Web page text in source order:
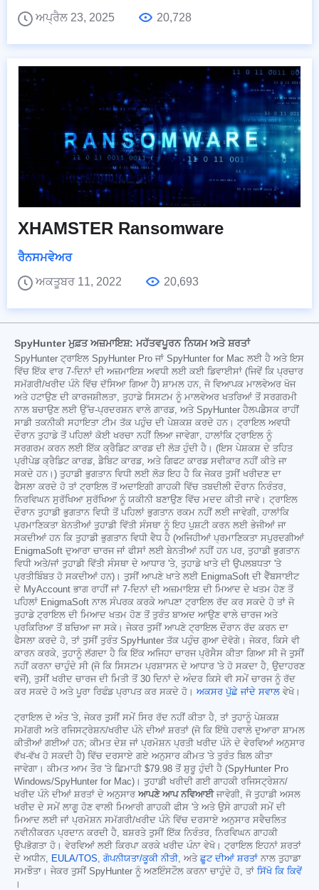
ਅਪ੍ਰੈਲ 23, 2025
20,728
XHAMSTER Ransomware
ਰੈਨਸਮਵੇਅਰ
ਅਕਤੂਬਰ 11, 2022
20,693
SpyHunter ਮੁਫ਼ਤ ਅਜ਼ਮਾਇਸ਼: ਮਹੱਤਵਪੂਰਨ ਨਿਯਮ ਅਤੇ ਸ਼ਰਤਾਂ
SpyHunter ਟ੍ਰਾਇਲ SpyHunter Pro ਜਾਂ SpyHunter for Mac ਲਈ ਹੈ ਅਤੇ ਇਸ
ਵਿੱਚ ਇੱਕ ਵਾਰ 7-ਦਿਨਾਂ ਦੀ ਅਜ਼ਮਾਇਸ਼ ਅਵਧੀ ਲਈ ਕਈ ਡਿਵਾਈਸਾਂ (ਜਿਵੇਂ ਕਿ ਪ੍ਰਚਾਰ
ਸਮੱਗਰੀ/ਖਰੀਦ ਪੰਨੇ ਵਿੱਚ ਦੱਸਿਆ ਗਿਆ ਹੈ) ਸ਼ਾਮਲ ਹਨ, ਜੋ ਵਿਆਪਕ ਮਾਲਵੇਅਰ ਖੋਜ
ਅਤੇ ਹਟਾਉਣ ਦੀ ਕਾਰਜਸ਼ੀਲਤਾ, ਤੁਹਾਡੇ ਸਿਸਟਮ ਨੂੰ ਮਾਲਵੇਅਰ ਖਤਰਿਆਂ ਤੋਂ ਸਰਗਰਮੀ
ਨਾਲ ਬਚਾਉਣ ਲਈ ਉੱਚ-ਪ੍ਰਦਰਸ਼ਨ ਵਾਲੇ ਗਾਰਡ, ਅਤੇ SpyHunter ਹੈਲਪਡੈਸਕ ਰਾਹੀਂ
ਸਾਡੀ ਤਕਨੀਕੀ ਸਹਾਇਤਾ ਟੀਮ ਤੱਕ ਪਹੁੰਚ ਦੀ ਪੇਸ਼ਕਸ਼ ਕਰਦੇ ਹਨ। ਟ੍ਰਾਇਲ ਅਵਧੀ
ਦੌਰਾਨ ਤੁਹਾਡੇ ਤੋਂ ਪਹਿਲਾਂ ਕੋਈ ਖਰਚਾ ਨਹੀਂ ਲਿਆ ਜਾਵੇਗਾ, ਹਾਲਾਂਕਿ ਟ੍ਰਾਇਲ ਨੂੰ
ਸਰਗਰਮ ਕਰਨ ਲਈ ਇੱਕ ਕ੍ਰੈਡਿਟ ਕਾਰਡ ਦੀ ਲੋੜ ਹੁੰਦੀ ਹੈ। (ਇਸ ਪੇਸ਼ਕਸ਼ ਦੇ ਤਹਿਤ
ਪ੍ਰੀਪੇਡ ਕ੍ਰੈਡਿਟ ਕਾਰਡ, ਡੈਬਿਟ ਕਾਰਡ, ਅਤੇ ਗਿਫਟ ਕਾਰਡ ਸਵੀਕਾਰ ਨਹੀਂ ਕੀਤੇ ਜਾ
ਸਕਦੇ ਹਨ।) ਤੁਹਾਡੀ ਭੁਗਤਾਨ ਵਿਧੀ ਲਈ ਲੋੜ ਇਹ ਹੈ ਕਿ ਜੇਕਰ ਤੁਸੀਂ ਖਰੀਦਣ ਦਾ
ਫੈਸਲਾ ਕਰਦੇ ਹੋ ਤਾਂ ਟ੍ਰਾਇਲ ਤੋਂ ਅਦਾਇਗੀ ਗਾਹਕੀ ਵਿੱਚ ਤਬਦੀਲੀ ਦੌਰਾਨ ਨਿਰੰਤਰ,
ਨਿਰਵਿਘਨ ਸੁਰੱਖਿਆ ਸੁਰੱਖਿਆ ਨੂੰ ਯਕੀਨੀ ਬਣਾਉਣ ਵਿੱਚ ਮਦਦ ਕੀਤੀ ਜਾਵੇ। ਟ੍ਰਾਇਲ
ਦੌਰਾਨ ਤੁਹਾਡੀ ਭੁਗਤਾਨ ਵਿਧੀ ਤੋਂ ਪਹਿਲਾਂ ਭੁਗਤਾਨ ਰਕਮ ਨਹੀਂ ਲਈ ਜਾਵੇਗੀ, ਹਾਲਾਂਕਿ
ਪ੍ਰਮਾਣਿਕਤਾ ਬੇਨਤੀਆਂ ਤੁਹਾਡੀ ਵਿੱਤੀ ਸੰਸਥਾ ਨੂੰ ਇਹ ਪੁਸ਼ਟੀ ਕਰਨ ਲਈ ਭੇਜੀਆਂ ਜਾ
ਸਕਦੀਆਂ ਹਨ ਕਿ ਤੁਹਾਡੀ ਭੁਗਤਾਨ ਵਿਧੀ ਵੈਧ ਹੈ (ਅਜਿਹੀਆਂ ਪ੍ਰਮਾਣਿਕਤਾ ਸਪੁਰਦਗੀਆਂ
EnigmaSoft ਦੁਆਰਾ ਚਾਰਜ ਜਾਂ ਫੀਸਾਂ ਲਈ ਬੇਨਤੀਆਂ ਨਹੀਂ ਹਨ ਪਰ, ਤੁਹਾਡੀ ਭੁਗਤਾਨ
ਵਿਧੀ ਅਤੇ/ਜਾਂ ਤੁਹਾਡੀ ਵਿੱਤੀ ਸੰਸਥਾ ਦੇ ਆਧਾਰ 'ਤੇ, ਤੁਹਾਡੇ ਖਾਤੇ ਦੀ ਉਪਲਬਧਤਾ 'ਤੇ
ਪ੍ਰਤੀਬਿੰਬਤ ਹੋ ਸਕਦੀਆਂ ਹਨ)। ਤੁਸੀਂ ਆਪਣੇ ਖਾਤੇ ਲਈ EnigmaSoft ਦੀ ਵੈੱਬਸਾਈਟ
ਦੇ MyAccount ਭਾਗ ਰਾਹੀਂ ਜਾਂ 7-ਦਿਨਾਂ ਦੀ ਅਜ਼ਮਾਇਸ਼ ਦੀ ਮਿਆਦ ਦੇ ਖਤਮ ਹੋਣ ਤੋਂ
ਪਹਿਲਾਂ EnigmaSoft ਨਾਲ ਸੰਪਰਕ ਕਰਕੇ ਆਪਣਾ ਟ੍ਰਾਇਲ ਰੱਦ ਕਰ ਸਕਦੇ ਹੋ ਤਾਂ ਜੋ
ਤੁਹਾਡੇ ਟ੍ਰਾਇਲ ਦੀ ਮਿਆਦ ਖਤਮ ਹੋਣ ਤੋਂ ਤੁਰੰਤ ਬਾਅਦ ਆਉਣ ਵਾਲੇ ਚਾਰਜ ਅਤੇ
ਪ੍ਰਕਿਰਿਆ ਤੋਂ ਬਚਿਆ ਜਾ ਸਕੇ। ਜੇਕਰ ਤੁਸੀਂ ਆਪਣੇ ਟ੍ਰਾਇਲ ਦੌਰਾਨ ਰੱਦ ਕਰਨ ਦਾ
ਫੈਸਲਾ ਕਰਦੇ ਹੋ, ਤਾਂ ਤੁਸੀਂ ਤੁਰੰਤ SpyHunter ਤੱਕ ਪਹੁੰਚ ਗੁਆ ਦੇਵੋਗੇ। ਜੇਕਰ, ਕਿਸੇ ਵੀ
ਕਾਰਨ ਕਰਕੇ, ਤੁਹਾਨੂੰ ਲੱਗਦਾ ਹੈ ਕਿ ਇੱਕ ਅਜਿਹਾ ਚਾਰਜ ਪ੍ਰੋਸੈਸ ਕੀਤਾ ਗਿਆ ਸੀ ਜੋ ਤੁਸੀਂ
ਨਹੀਂ ਕਰਨਾ ਚਾਹੁੰਦੇ ਸੀ (ਜੋ ਕਿ ਸਿਸਟਮ ਪ੍ਰਸ਼ਾਸਨ ਦੇ ਆਧਾਰ 'ਤੇ ਹੋ ਸਕਦਾ ਹੈ, ਉਦਾਹਰਣ
ਵਜੋਂ), ਤੁਸੀਂ ਖਰੀਦ ਚਾਰਜ ਦੀ ਮਿਤੀ ਤੋਂ 30 ਦਿਨਾਂ ਦੇ ਅੰਦਰ ਕਿਸੇ ਵੀ ਸਮੇਂ ਚਾਰਜ ਨੂੰ ਰੱਦ
ਕਰ ਸਕਦੇ ਹੋ ਅਤੇ ਪੂਰਾ ਰਿਫੰਡ ਪ੍ਰਾਪਤ ਕਰ ਸਕਦੇ ਹੋ। ਅਕਸਰ ਪੁੱਛੇ ਜਾਂਦੇ ਸਵਾਲ ਵੇਖੋ।
ਟ੍ਰਾਇਲ ਦੇ ਅੰਤ 'ਤੇ, ਜੇਕਰ ਤੁਸੀਂ ਸਮੇਂ ਸਿਰ ਰੱਦ ਨਹੀਂ ਕੀਤਾ ਹੈ, ਤਾਂ ਤੁਹਾਨੂੰ ਪੇਸ਼ਕਸ਼
ਸਮੱਗਰੀ ਅਤੇ ਰਜਿਸਟ੍ਰੇਸ਼ਨ/ਖਰੀਦ ਪੰਨੇ ਦੀਆਂ ਸ਼ਰਤਾਂ (ਜੋ ਕਿ ਇੱਥੇ ਹਵਾਲੇ ਦੁਆਰਾ ਸ਼ਾਮਲ
ਕੀਤੀਆਂ ਗਈਆਂ ਹਨ; ਕੀਮਤ ਦੇਸ਼ ਜਾਂ ਪ੍ਰਮੋਸ਼ਨ ਪ੍ਰਤੀ ਖਰੀਦ ਪੰਨੇ ਦੇ ਵੇਰਵਿਆਂ ਅਨੁਸਾਰ
ਵੱਖ-ਵੱਖ ਹੋ ਸਕਦੀ ਹੈ) ਵਿੱਚ ਦਰਸਾਏ ਗਏ ਅਨੁਸਾਰ ਕੀਮਤ 'ਤੇ ਤੁਰੰਤ ਬਿਲ ਕੀਤਾ
ਜਾਵੇਗਾ। ਕੀਮਤ ਆਮ ਤੌਰ 'ਤੇ ਛਿਮਾਹੀ $79.98 ਤੋਂ ਸ਼ੁਰੂ ਹੁੰਦੀ ਹੈ (SpyHunter Pro
Windows/SpyHunter for Mac)। ਤੁਹਾਡੀ ਖਰੀਦੀ ਗਈ ਗਾਹਕੀ ਰਜਿਸਟ੍ਰੇਸ਼ਨ/
ਖਰੀਦ ਪੰਨੇ ਦੀਆਂ ਸ਼ਰਤਾਂ ਦੇ ਅਨੁਸਾਰ ਆਪਣੇ ਆਪ ਨਵਿਆਈਜਾਵੇਗੀ, ਜੋ ਤੁਹਾਡੀ ਅਸਲ
ਖਰੀਦ ਦੇ ਸਮੇਂ ਲਾਗੂ ਹੋਣ ਵਾਲੀ ਮਿਆਰੀ ਗਾਹਕੀ ਫੀਸ 'ਤੇ ਅਤੇ ਉਸੇ ਗਾਹਕੀ ਸਮੇਂ ਦੀ
ਮਿਆਦ ਲਈ ਜਾਂ ਪ੍ਰਮੋਸ਼ਨ ਸਮੱਗਰੀ/ਖਰੀਦ ਪੰਨੇ ਵਿੱਚ ਦਰਸਾਏ ਅਨੁਸਾਰ ਸਵੈਚਲਿਤ
ਨਵੀਨੀਕਰਨ ਪ੍ਰਦਾਨ ਕਰਦੀ ਹੈ, ਬਸ਼ਰਤੇ ਤੁਸੀਂ ਇੱਕ ਨਿਰੰਤਰ, ਨਿਰਵਿਘਨ ਗਾਹਕੀ
ਉਪਭੋਗਤਾ ਹੋ। ਵੇਰਵਿਆਂ ਲਈ ਕਿਰਪਾ ਕਰਕੇ ਖਰੀਦ ਪੰਨਾ ਵੇਖੋ। ਟ੍ਰਾਇਲ ਇਹਨਾਂ ਸ਼ਰਤਾਂ
ਦੇ ਅਧੀਨ, EULA/TOS, ਗੋਪਨੀਯਤਾ/ਕੂਕੀ ਨੀਤੀ, ਅਤੇ ਛੂਟ ਦੀਆਂ ਸ਼ਰਤਾਂ ਨਾਲ ਤੁਹਾਡਾ
ਸਮਝੌਤਾ। ਜੇਕਰ ਤੁਸੀਂ SpyHunter ਨੂੰ ਅਣਇੰਸਟੌਲ ਕਰਨਾ ਚਾਹੁੰਦੇ ਹੋ, ਤਾਂ ਸਿੱਖੋ ਕਿ ਕਿਵੇਂ
।